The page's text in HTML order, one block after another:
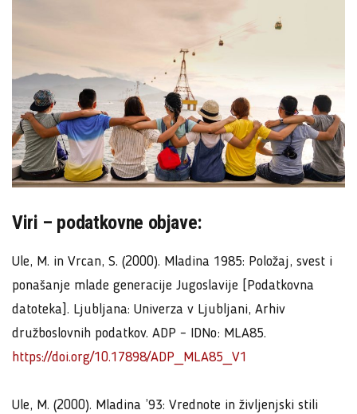
Viri – podatkovne objave:
Ule, M. in Vrcan, S. (2000). Mladina 1985: Položaj, svest i
ponašanje mlade generacije Jugoslavije [Podatkovna
datoteka]. Ljubljana: Univerza v Ljubljani, Arhiv
družboslovnih podatkov. ADP – IDNo: MLA85.
https://doi.org/10.17898/ADP_MLA85_V1
Ule, M. (2000). Mladina ’93: Vrednote in življenjski stili